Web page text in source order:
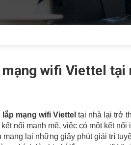
wifi Viettel tại
lắp mạng wifi Viettel tại nhà lại trở
nối mạnh mẽ, việc có một kết
lại những giây phút giải trí